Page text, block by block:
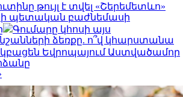
թույլ է տվել «Շերեմետևո»
պետական բաժնեմասի
Գումարը կհոսի այս
ձեռքը. ո՞վ կհարստանա
Եվրոպայում Աստվածամոր